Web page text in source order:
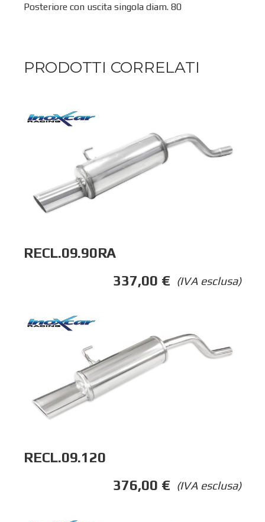
Posteriore con uscita singola diam. 80
PRODOTTI CORRELATI
RECL.09.90RA
(IVA esclusa)
337,00 €
RECL.09.120
(IVA esclusa)
376,00 €